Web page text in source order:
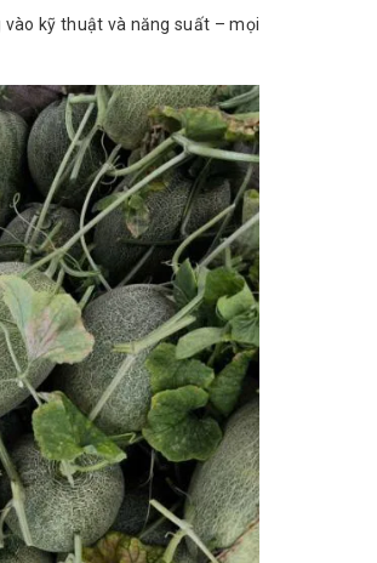
kỹ thuật và năng suất – mọi